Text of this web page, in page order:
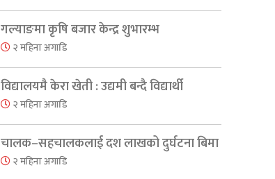
गल्याङमा कृषि बजार केन्द्र शुभारम्भ
२ महिना अगाडि
विद्यालयमै केरा खेती : उद्यमी बन्दै विद्यार्थी
२ महिना अगाडि
चालक–सहचालकलाई दश लाखको दुर्घटना बिमा
२ महिना अगाडि